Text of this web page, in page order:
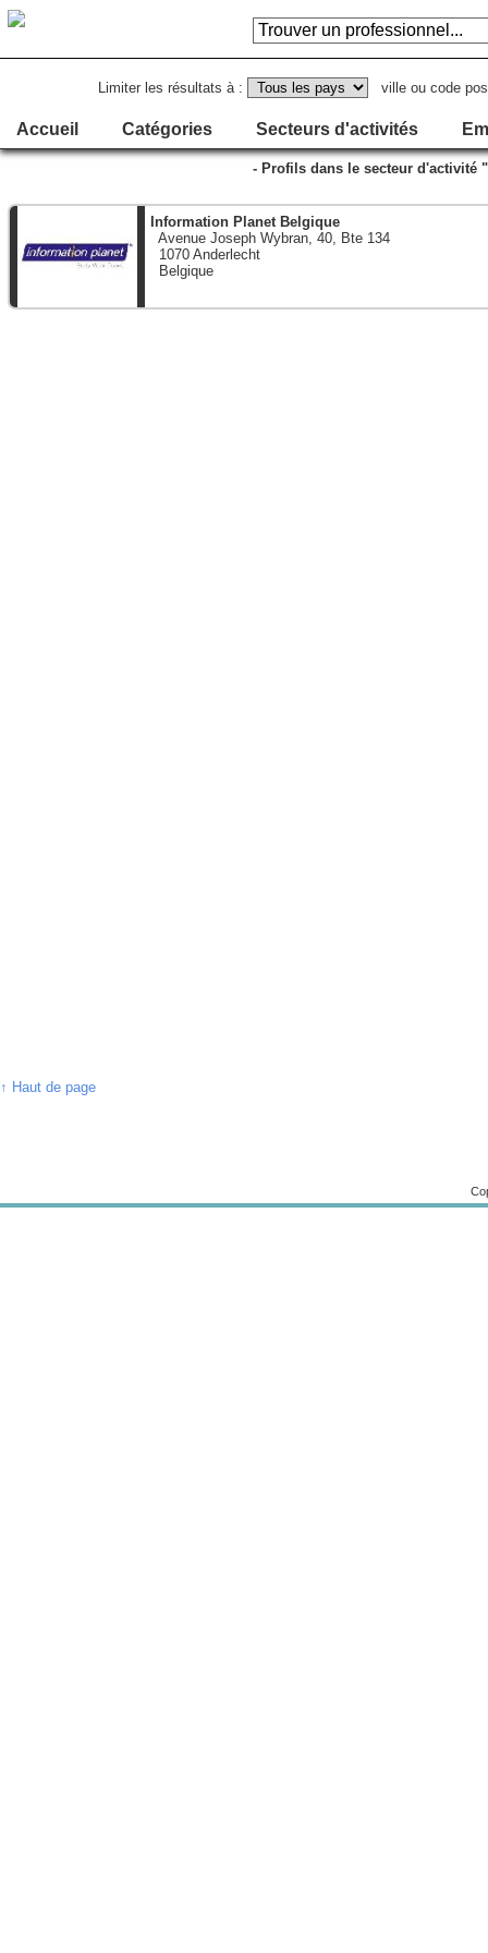
Limiter les résultats à : ville ou code
Accueil Catégories Secteurs d'activités
- Profils dans le secteur d'activité
Information Planet Belgique
Avenue Joseph Wybran, 40, Bte 134
1070 Anderlecht
Belgique
↑ Haut de page